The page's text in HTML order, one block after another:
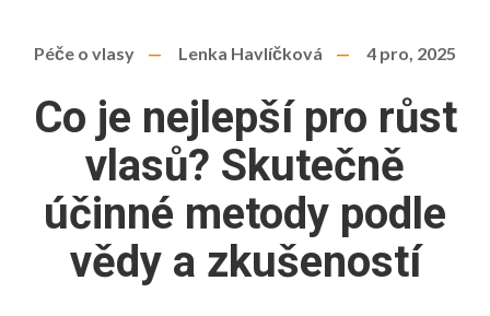
Péče o vlasy Lenka Havlíčková 4 pro, 2025
Co je nejlepší pro růst
vlasů? Skutečně
účinné metody podle
vědy a zkušeností